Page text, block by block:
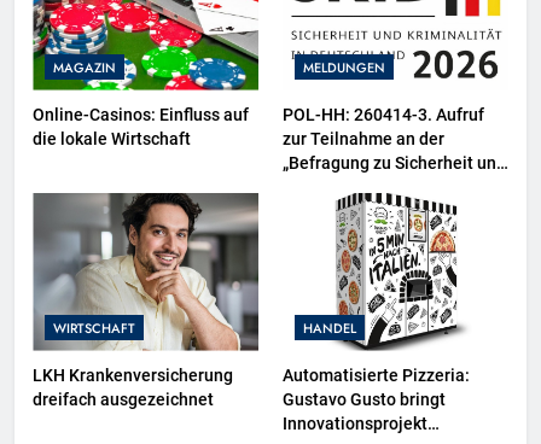
MAGAZIN
Online-Casinos: Einfluss auf
die lokale Wirtschaft
MELDUNGEN
POL-HH: 260414-3. Aufruf
zur Teilnahme an der
„Befragung zu Sicherheit und
(SKiD) 2026“
WIRTSCHAFT
LKH Krankenversicherung
dreifach ausgezeichnet
HANDEL
Automatisierte Pizzeria:
Gustavo Gusto bringt
Innovationsprojekt